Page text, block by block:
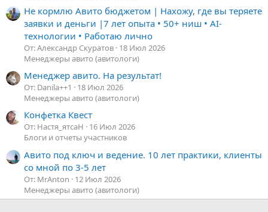
Не кормлю Авито бюджетом | Нахожу, где вы теряете
заявки и деньги |7 лет опыта • 50+ ниш • AI-
технологии • Работаю лично
От: Александр Скуратов 18 Июл 2026
Менеджеры авито (авитологи)
Менеджер авито. На результат!
От: Danila++1
18 Июл 2026
Менеджеры авито (авитологи)
Конфетка Квест
От: Настя_ятсаН
16 Июл 2026
Блоги и отчеты участников
Авито под ключ и ведение. 10 лет практики, клиенты
со мной по 3-5 лет
От: MrAnton
12 Июл 2026
Менеджеры авито (авитологи)